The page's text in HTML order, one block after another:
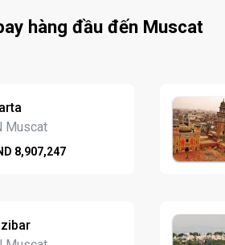
hàng đầu đến Muscat
Muscat
8,907,247